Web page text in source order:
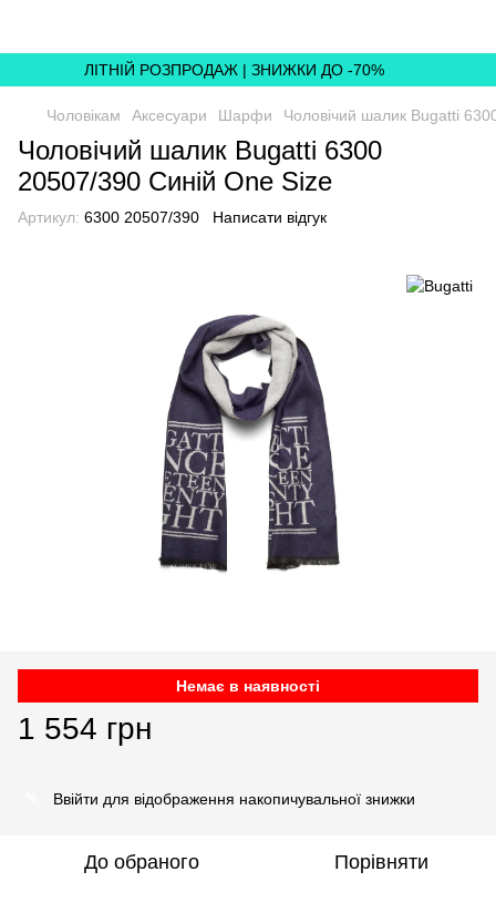
ЛІТНІЙ РОЗПРОДАЖ | ЗНИЖКИ ДО -70%
Чоловікам Аксесуари Шарфи Чоловічий шалик Bugatti
Чоловічий шалик Bugatti 6300
20507/390 Синій One Size
Артикул: 6300 20507/390 Написати відгук
Немає в наявності
1 554 грн
Ввійти для відображення накопичувальної знижки
До обраного Порівняти